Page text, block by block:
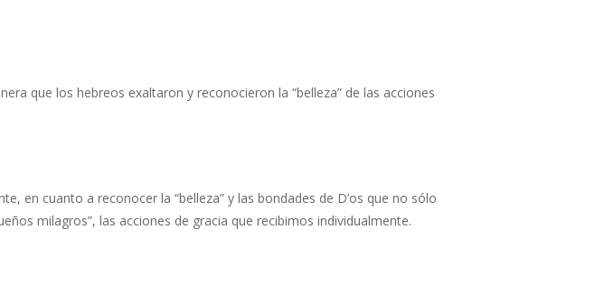
que los hebreos exaltaron y reconocieron la “belleza” de las acciones
en cuanto a reconocer la “belleza” y las bondades de D’os que no sólo
milagros”, las acciones de gracia que recibimos individualmente.